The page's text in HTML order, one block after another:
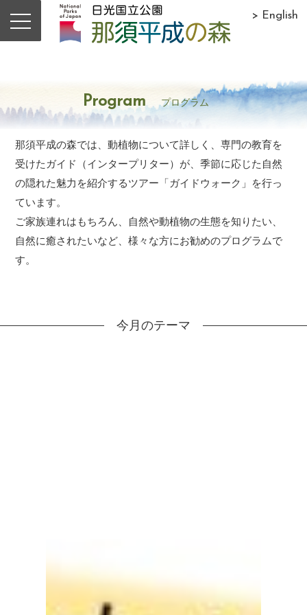
> English
Program プログラム
那須平成の森では、動植物について詳しく、専門の教育を
受けたガイド（インタープリター）が、季節に応じた自然
の隠れた魅力を紹介するツアー「ガイドウォーク」を行っ
ています。
ご家族連れはもちろん、自然や動植物の生態を知りたい、
自然に癒されたいなど、様々な方にお勧めのプログラムで
す。
今月のテーマ